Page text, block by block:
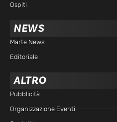
Ospiti
NEWS
Marte News
Editoriale
ALTRO
Pubblicità
Organizzazione Eventi